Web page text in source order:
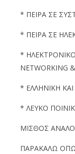
* ΠΕΙΡΑ ΣΕ
* ΠΕΙΡΑ ΣΕ
*
NETWORKING
* ΕΛΛΗΝΙΚΗ
* ΛΕΥΚΟ
ΜΙΣΘΟΣ
ΠΑΡΑΚΑΛΩ